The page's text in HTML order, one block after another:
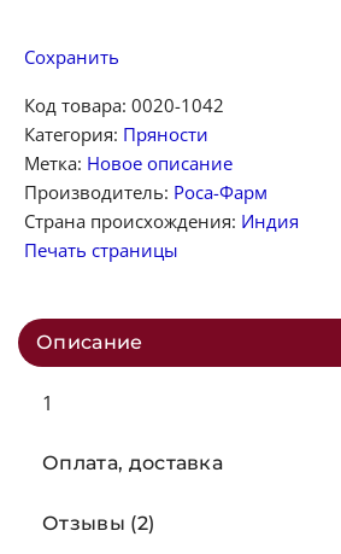
Сохранить
Код товара: 0020-1042
Категория: Пряности
Метка: Новое описание
Производитель: Роса-Фарм
Страна происхождения: Индия
Печать страницы
Описание
1
Оплата, доставка
Отзывы (2)